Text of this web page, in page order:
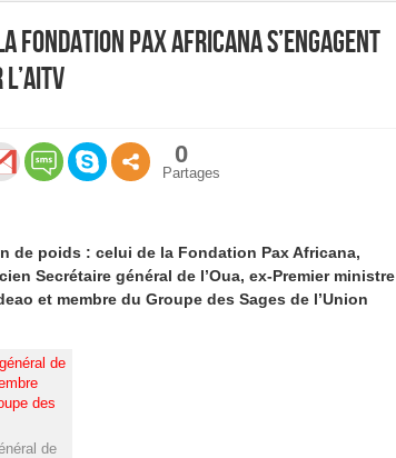
Fondation Pax Africana s’engagent
l’Aitv
0
Partages
de poids : celui de la Fondation Pax Africana,
Secrétaire général de l’Oua, ex-Premier ministre
et membre du Groupe des Sages de l’Union
de